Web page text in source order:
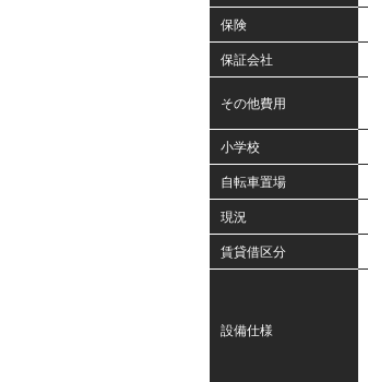
保険
保証会社
その他費用
小学校
自転車置場
現況
賃貸借区分
設備仕様